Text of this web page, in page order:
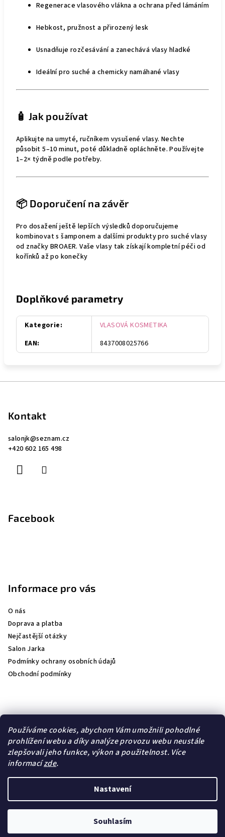
Používáme cookies, abychom Vám umožnili pohodlné
prohlížení webu a díky analýze provozu webu neustále
zlepšovali jeho funkce, výkon a použitelnost. Více
informacízde.
Nastavení
Souhlasím
Regenerace vlasového vlákna a ochrana před lámáním
Hebkost, pružnost a přirozený lesk
Usnadňuje rozčesávání a zanechává vlasy hladké
Ideální pro suché a chemicky namáhané vlasy
🧴 Jak používat
Aplikujte na umyté, ručníkem vysušené vlasy. Nechte
působit 5–10 minut, poté důkladně opláchněte. Používejte
1–2× týdně podle potřeby.
📦 Doporučení na závěr
Pro dosažení ještě lepších výsledků doporučujeme
kombinovat s šamponem a dalšími produkty pro suché vlasy
od značky BROAER. Vaše vlasy tak získají kompletní péči od
kořínků až po konečky
Doplňkové parametry
Kategorie:
VLASOVÁ KOSMETIKA
EAN: 8437008025766
Kontakt
salonjk@seznam.cz
+420 602 165 498
Facebook
Informace pro vás
O nás
Doprava a platba
Nejčastější otázky
Salon Jarka
Podmínky ochrany osobních údajů
Obchodní podmínky
Vytvořil Shoptet